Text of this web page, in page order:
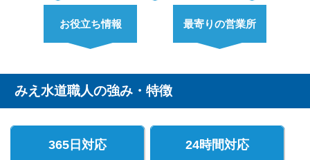
お役立ち情報 最寄りの営業所
みえ水道職人の強み・特徴
365日対応 24時間対応